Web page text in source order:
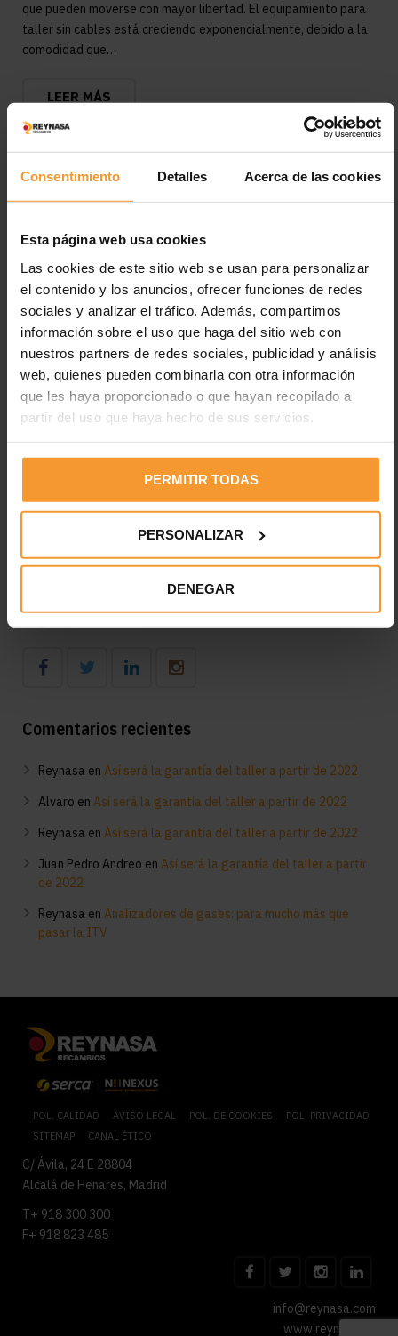
Consentimiento Detalles Acerca de las cookies
Esta página web usa cookies
Las cookies de este sitio web se usan para personalizar
el contenido y los anuncios, ofrecer funciones de redes
sociales y analizar el tráfico. Además, compartimos
información sobre el uso que haga del sitio web con
nuestros partners de redes sociales, publicidad y análisis
web, quienes pueden combinarla con otra información
que les haya proporcionado o que hayan recopilado a
partir del uso que haya hecho de sus servicios.
PERMITIR TODAS
PERSONALIZAR
DENEGAR
que pueden moverse con mayor libertad. El equipamiento para
taller sin cables está creciendo exponencialmente, debido a la
comodidad que…
LEER MÁS
Entradas recientes
Los neumáticos están desgastados en el 2% de los
accidentes de tráfico con víctimas
Uno de cada cuatro vehículos circula con fallos en luces,
cuando el 35% de fallecidos es en horas con poca luz
prevención
aseguradoras por la pintura a los talleres madrileños
Diagnóstico en el taller del funcionamiento del aire
acondicionado: consejos clave
Síguenos
Comentarios recientes
Reynasa en Así será la garantía del taller a partir de 2022
Alvaro en Así será la garantía del taller a partir de 2022
Reynasa en Así será la garantía del taller a partir de 2022
Juan Pedro Andreo en Así será la garantía del taller a partir
de 2022
Reynasa en Analizadores de gases: para mucho más que
pasar la ITV
POL. CALIDAD AVISO LEGAL POL. DE COOKIES
POL. PRIVACIDAD
SITEMAP
CANAL ÉTICO
C/ Ávila, 24 E 28804
Alcalá de Henares, Madrid
T+ 918 300 300
F+ 918 823 485
info@reynasa.com
www.reynasa.es